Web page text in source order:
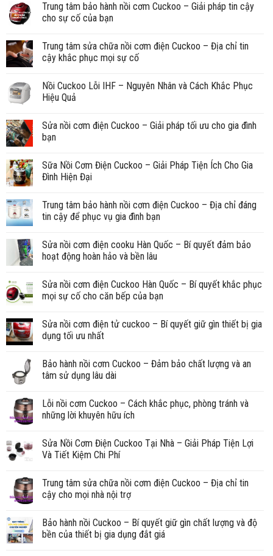
Trung tâm bảo hành nồi cơm Cuckoo – Giải pháp tin cậy
cho sự cố của bạn
Trung tâm sửa chữa nồi cơm điện Cuckoo – Địa chỉ tin
cậy khắc phục mọi sự cố
Nồi Cuckoo Lỗi IHF – Nguyên Nhân và Cách Khắc Phục
Hiệu Quả
Sửa nồi cơm điện Cuckoo – Giải pháp tối ưu cho gia đình
bạn
Sữa Nồi Cơm Điện Cuckoo – Giải Pháp Tiện Ích Cho Gia
Đình Hiện Đại
Trung tâm bảo hành nồi cơm điện Cuckoo – Địa chỉ đáng
tin cậy để phục vụ gia đình bạn
Sửa nồi cơm điện cooku Hàn Quốc – Bí quyết đảm bảo
hoạt động hoàn hảo và bền lâu
Sửa nồi cơm điện Cuckoo Hàn Quốc – Bí quyết khắc phục
mọi sự cố cho căn bếp của bạn
Sửa nồi cơm điện tử cuckoo – Bí quyết giữ gìn thiết bị gia
dụng tối ưu nhất
Bảo hành nồi cơm Cuckoo – Đảm bảo chất lượng và an
tâm sử dụng lâu dài
Lỗi nồi cơm Cuckoo – Cách khắc phục, phòng tránh và
những lời khuyên hữu ích
Sửa Nồi Cơm Điện Cuckoo Tại Nhà – Giải Pháp Tiện Lợi
Và Tiết Kiệm Chi Phí
Trung tâm sửa chữa nồi cơm điện Cuckoo – Địa chỉ tin
cậy cho mọi nhà nội trợ
Bảo hành nồi Cuckoo – Bí quyết giữ gìn chất lượng và độ
bền của thiết bị gia dụng đắt giá